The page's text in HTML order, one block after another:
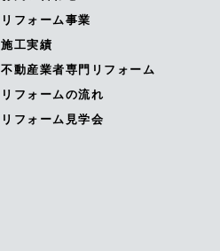
リフォーム事業
施工実績
不動産業者専門リフォーム
リフォームの流れ
リフォーム見学会